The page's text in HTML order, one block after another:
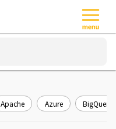
Apache Azure BigQuery